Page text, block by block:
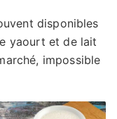
disponibles
yaourt et de lait
impossible